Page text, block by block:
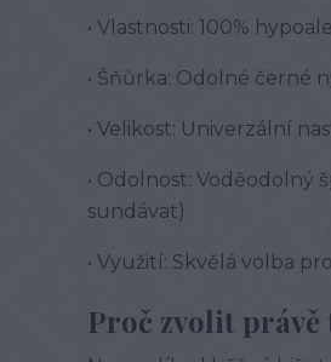
• Vlastnosti: 100%
• Šňůrka: Odolné černé
• Velikost: Univerzální
• Odolnost: Voděodolný
sundávat)
• Využití: Skvělá volba
Proč zvolit právě